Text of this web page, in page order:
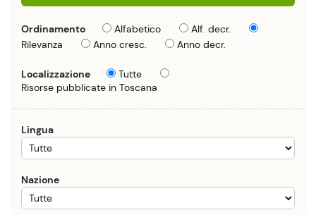
Ordinamento Alfabetico
Alf. decr.
Rilevanza
Anno cresc. Anno decr.
Localizzazione
Tutte
Risorse pubblicate in Toscana
Lingua
Nazione